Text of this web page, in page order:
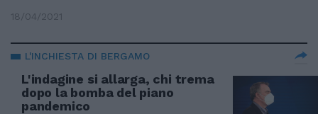
18/04/2021
L'INCHIESTA DI BERGAMO
L'indagine si allarga, chi trema
dopo la bomba del piano
pandemico